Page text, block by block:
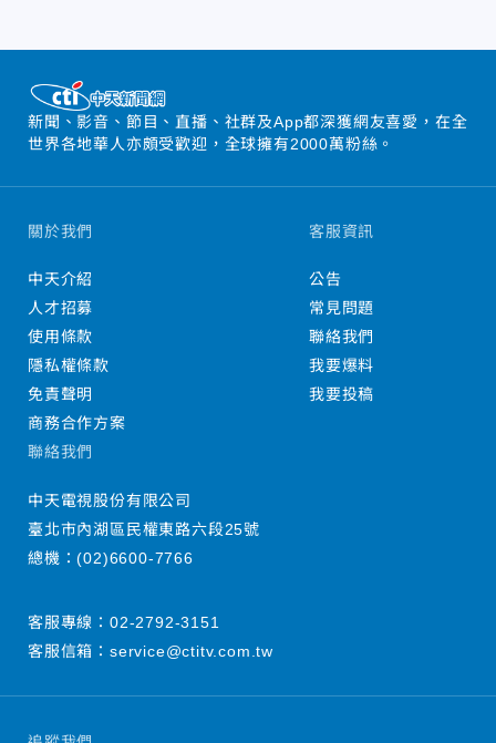
新聞、影音、節目、直播、社群及App都深獲網友喜愛，在全
世界各地華人亦頗受歡迎，全球擁有2000萬粉絲。
關於我們
中天介紹
人才招募
使用條款
隱私權條款
免責聲明
商務合作方案
客服資訊
公告
常見問題
聯絡我們
我要爆料
我要投稿
聯絡我們
中天電視股份有限公司
臺北市內湖區民權東路六段25號
總機：(02)6600-7766
客服專線： 02-2792-3151
客服信箱： service@ctitv.com.tw